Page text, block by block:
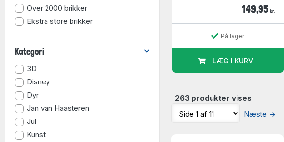
Over 2000 brikker
Ekstra store brikker
Kategori
3D
Disney
Dyr
Jan van Haasteren
Jul
Kunst
kr. 149,95 kr.
På lager
LÆG I KURV
263 produkter vises
Næste →